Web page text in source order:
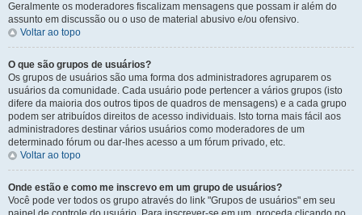
Geralmente os moderadores fiscalizam mensagens que possam ir além do
assunto em discussão ou o uso de material abusivo e/ou ofensivo.
Voltar ao topo
O que são grupos de usuários?
Os grupos de usuários são uma forma dos administradores agruparem os
usuários da comunidade. Cada usuário pode pertencer a vários grupos (isto
difere da maioria dos outros tipos de quadros de mensagens) e a cada grupo
podem ser atribuídos direitos de acesso individuais. Isto torna mais fácil aos
administradores destinar vários usuários como moderadores de um
determinado fórum ou dar-lhes acesso a um fórum privado, etc.
Voltar ao topo
Onde estão e como me inscrevo em um grupo de usuários?
Você pode ver todos os grupo através do link "Grupos de usuários" em seu